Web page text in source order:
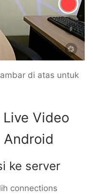
di atas untuk
Video
ke server
connections